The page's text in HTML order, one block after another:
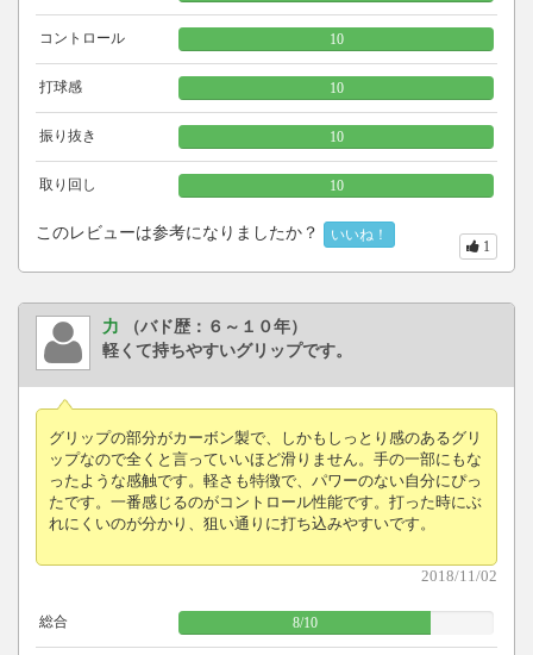
コントロール 10
打球感 10
振り抜き 10
取り回し 10
このレビューは参考になりましたか？ いいね！
1
力
（バド歴：６～１０年）
軽くて持ちやすいグリップです。
グリップの部分がカーボン製で、しかもしっとり感のあるグリ
ップなので全くと言っていいほど滑りません。手の一部にもな
ったような感触です。軽さも特徴で、パワーのない自分にぴっ
たです。一番感じるのがコントロール性能です。打った時にぶ
れにくいのが分かり、狙い通りに打ち込みやすいです。
2018/11/02
総合 8/10